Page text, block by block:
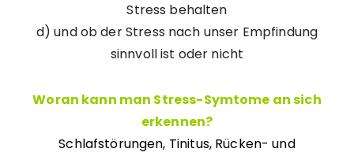
Stress behalten
d) und ob der Stress nach unser Empfindung
sinnvoll ist oder nicht
Woran kann man Stress-Symtome an sich
erkennen?
Schlafstörungen, Tinitus, Rücken- und